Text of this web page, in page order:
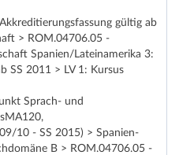
gültig ab
> ROM.04706.05 -
Spanien/Lateinamerika 3:
SS 2011 > LV 1: Kursus
Sprach- und
10 - SS 2015) > Spanien-
B > ROM.04706.05 -